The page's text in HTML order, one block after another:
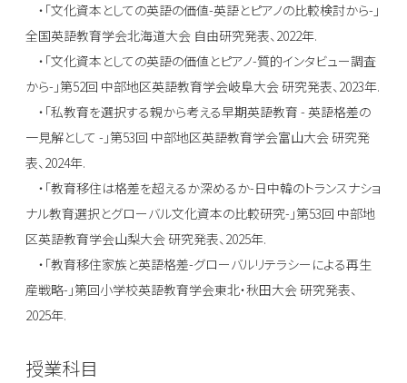
・「文化資本としての英語の価値-英語とピアノの比較検討から-」
全国英語教育学会北海道大会 自由研究発表、2022年.
・「文化資本としての英語の価値とピアノ-質的インタビュー調査
から-」第52回 中部地区英語教育学会岐阜大会 研究発表、2023年.
・「私教育を選択する親から考える早期英語教育 - 英語格差の
一見解として -」第53回 中部地区英語教育学会富山大会 研究発
表、2024年.
・「教育移住は格差を超えるか深めるか-日中韓のトランスナショ
ナル教育選択とグローバル文化資本の比較研究-」第53回 中部地
区英語教育学会山梨大会 研究発表、2025年.
・「教育移住家族と英語格差-グローバルリテラシーによる再生
産戦略-」第回小学校英語教育学会東北・秋田大会 研究発表、
2025年.
授業科目